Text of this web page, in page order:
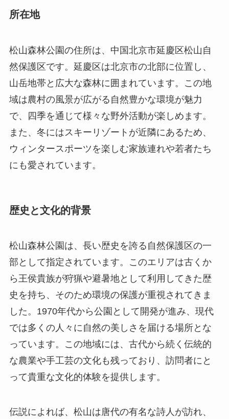
域は農村の風景が広がる自然豊かな環境が魅力
また、冬にはスキーリゾートが近隣にあるため、
ウィンタースポーツを楽しむ家族連れや若者たち
にも愛されています。
歴史と文化的背景
松山森林公園は、長い歴史を誇る自然保護区の一
史を持ち、そのため環境の保護が重視されてきま
では多くの人々に自然の美しさを届ける場所とな
っています。この地域には、古代から続く伝統的
な農業や手工芸の文化も残っており、訪問者にと
って貴重な文化的体験を提供します。
伝説によれば、松山は唐代の有名な詩人が訪れ、
その美しさに感銘を受けて多くの詩を残した場所
とされています。彼はこの地の自然美を詩に刻む
ことで、その偉大さを後世に伝えました。また、
の運動を起こし、その努力が今の保護活動の基礎